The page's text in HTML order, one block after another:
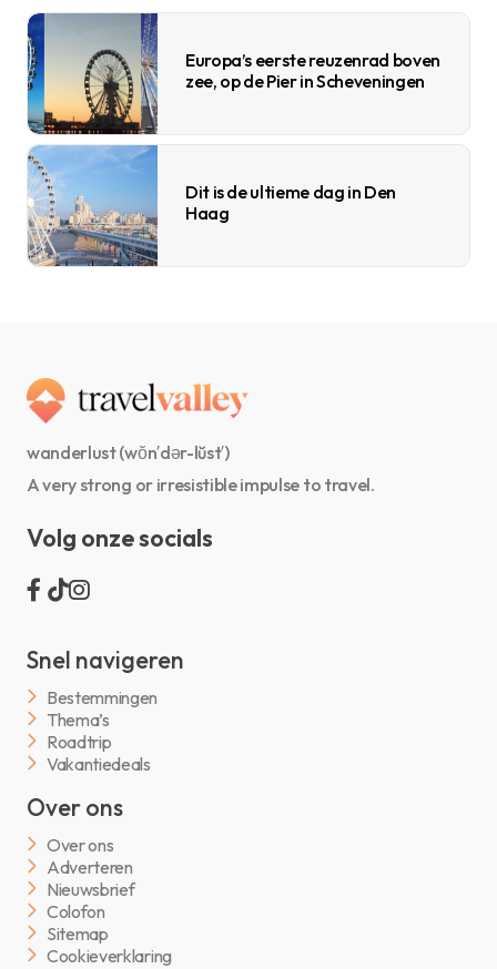
Europa’s eerste reuzenrad boven
zee, op de Pier in Scheveningen
Dit is de ultieme dag in Den
Haag
wanderlust (wŏn′dər-lŭst′)
A very strong or irresistible impulse to travel.
Volg onze socials
Snel navigeren
Bestemmingen
Thema’s
Roadtrip
Vakantiedeals
Over ons
Over ons
Adverteren
Nieuwsbrief
Colofon
Sitemap
Cookieverklaring